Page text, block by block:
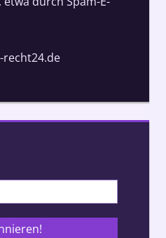
recht24.de